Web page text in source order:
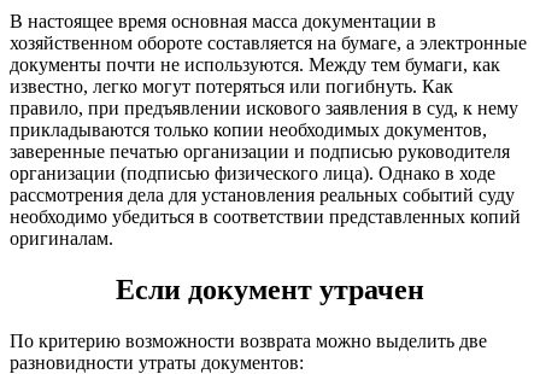
В настоящее время основная масса документации в
хозяйственном обороте составляется на бумаге, а электронные
документы почти не используются. Между тем бумаги, как
известно, легко могут потеряться или погибнуть. Как
правило, при предъявлении искового заявления в суд, к нему
прикладываются только копии необходимых документов,
заверенные печатью организации и подписью руководителя
организации (подписью физического лица). Однако в ходе
рассмотрения дела для установления реальных событий суду
необходимо убедиться в соответствии представленных копий
оригиналам.
Если документ утрачен
По критерию возможности возврата можно выделить две
разновидности утраты документов: